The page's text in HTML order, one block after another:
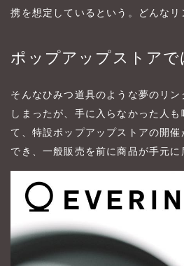
携を想定しているという。どんな
ポップアップストアで
そんなひみつ道具のような夢のリ
しまったが、手に入らなかった人
て、特設ポップアップストアの開
でき、一般販売を前に商品が手元